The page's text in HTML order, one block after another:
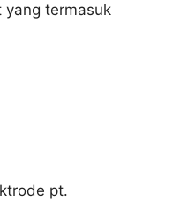
yang termasuk
pt.